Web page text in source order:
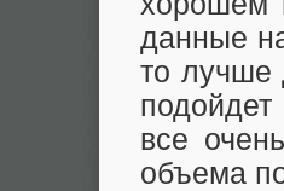
данные
то лучше
все
объема